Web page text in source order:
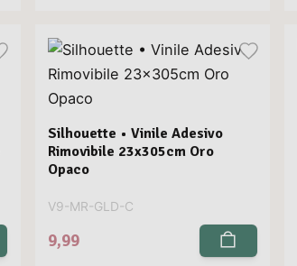
Silhouette • Vinile Adesivo
Rimovibile 23x305cm Oro
Opaco
V9-MR-GLD-C
9,99